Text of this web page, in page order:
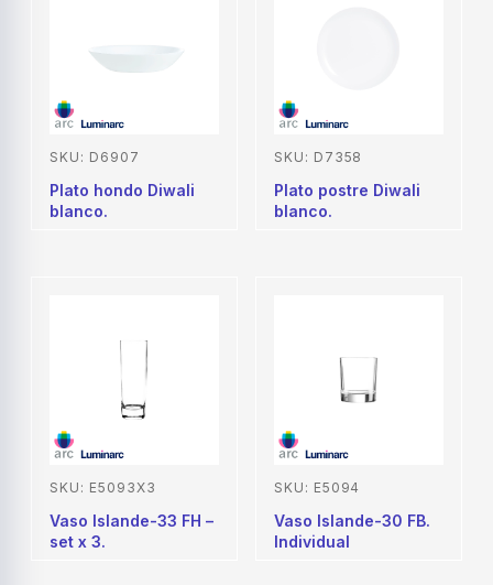
SKU: D6907
Plato hondo Diwali
blanco.
SKU: D7358
Plato postre Diwali
blanco.
SKU: E5093X3
Vaso Islande-33 FH –
set x 3.
SKU: E5094
Vaso Islande-30 FB.
Individual